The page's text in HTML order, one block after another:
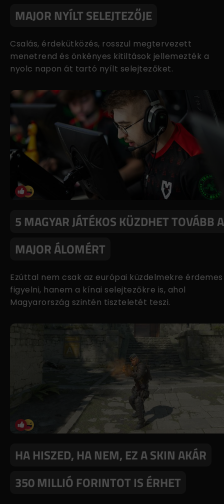
MAJOR NYÍLT SELEJTEZŐJE
Csalás, érdekütközés, rosszul megtervezett
menetrend és önkényes kitiltások jellemezték a
nyolc napon át tartó nyílt selejtezőket.
5 MAGYAR JÁTÉKOS KÜZDHET TOVÁBB A
MAJOR ÁLOMÉRT
Ezúttal nem csak az európai küzdelmekre érdemes
figyelni, hanem a kínai selejtezőkre is, ahol
Magyarország szintén tiszteletét teszi.
HA HISZED, HA NEM, EZ A SKIN AKÁR
350 MILLIÓ FORINTOT IS ÉRHET